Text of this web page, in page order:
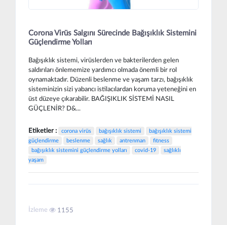
Corona Virüs Salgını Sürecinde Bağışıklık Sistemini
Güçlendirme Yolları
Bağışıklık sistemi, virüslerden ve bakterilerden gelen
saldırıları önlememize yardımcı olmada önemli bir rol
oynamaktadır. Düzenli beslenme ve yaşam tarzı, bağışıklık
sisteminizin sizi yabancı istilacılardan koruma yeteneğini en
üst düzeye çıkarabilir. BAĞIŞIKLIK SİSTEMİ NASIL
GÜÇLENİR? D&...
Etiketler : corona virüs bağışıklık sistemi
bağışıklık sistemi
güçlendirme
beslenme sağlık antrenman
fitness
bağışıklık sistemini güçlendirme yolları
covid-19
sağlıklı
yaşam
İzleme 1155